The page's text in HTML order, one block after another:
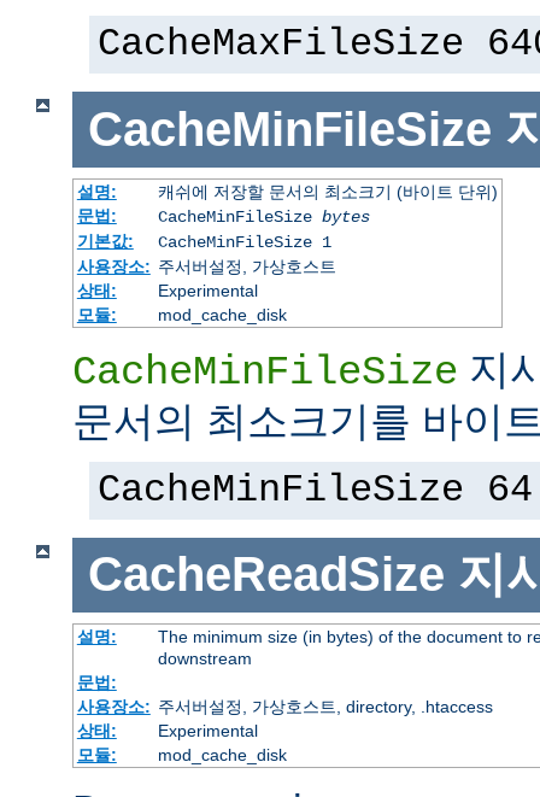
CacheMaxFileSize
CacheMinFileSize
설명:
캐쉬에 저장할 문서의 최소크기 (바이트 단위)
문법:
CacheMinFileSize bytes
기본값:
CacheMinFileSize 1
사용장소: 주서버설정, 가상호스트
상태:
Experimental
모듈:
mod_cache_disk
CacheMinFileSize 지
문서의 최소크기를 바이
CacheMinFileSize 64
CacheReadSize 지
설명:
The minimum size (in bytes) of the document to
downstream
문법:
사용장소: 주서버설정, 가상호스트, directory, .htaccess
상태:
Experimental
모듈:
mod_cache_disk